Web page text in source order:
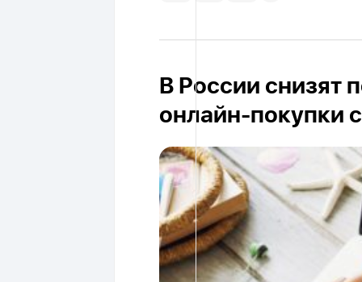
В России снизят
онлайн-покупки с